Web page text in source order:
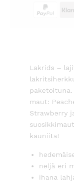
Lakrids –
maut:
Strawberry
kauniita!
neljä eri
ihana